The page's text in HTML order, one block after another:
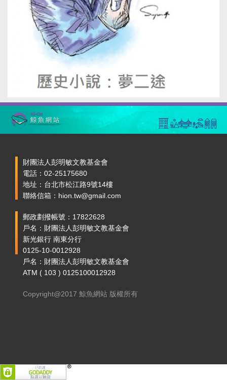
財團法人彭明敏文教基金會
電話：02-25175680
地址：台北市松江路9號14樓
聯絡信箱：hion.tw@gmail.com
郵政劃撥帳號：17822628
戶名：財團法人彭明敏文教基金會
新光銀行 南東分行
0125-10-0012928
戶名：財團法人彭明敏文教基金會
ATM ( 103 ) 0125100012928
Copyright@2017 鯨魚網站 版權所有